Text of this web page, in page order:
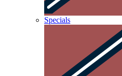
Specials